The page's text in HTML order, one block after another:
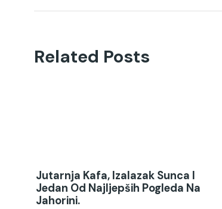
Related Posts
Jutarnja Kafa, Izalazak Sunca I
Jedan Od Najljepših Pogleda Na
Jahorini.